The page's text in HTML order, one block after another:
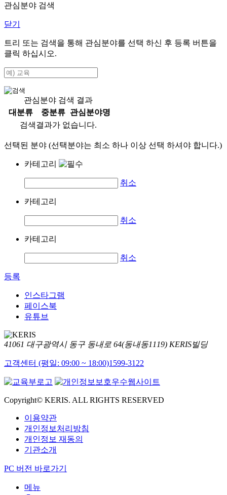
관심분야 검색
닫기
트리 또는 검색을 통해 관심분야를 선택 하신 후 등록 버튼을
클릭 하십시오.
관심분야 검색 결과
대분류
중분류
관심분야명
검색결과가 없습니다.
선택된 분야 (선택분야는 최소 하나 이상 선택 하셔야 합니다.)
카테고리
취소
카테고리
취소
카테고리
취소
등록
인스타그램
페이스북
유튜브
41061 대구광역시 동구 동내로 64(동내동1119) KERIS빌딩
고객센터 (평일: 09:00 ~ 18:00)1599-3122
Copyright© KERIS. ALL RIGHTS RESERVED
이용약관
개인정보처리방침
개인정보 재동의
기관소개
PC 버전 바로가기
메뉴